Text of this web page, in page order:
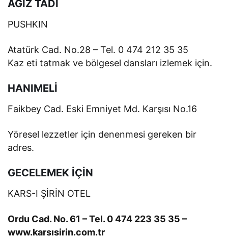
AĞIZ TADI
PUSHKIN
Atatürk Cad. No.28 – Tel. 0 474 212 35 35
Kaz eti tatmak ve bölgesel dansları izlemek için.
HANIMELİ
Faikbey Cad. Eski Emniyet Md. Karşısı No.16
Yöresel lezzetler için denenmesi gereken bir
adres.
GECELEMEK İÇİN
KARS-I ŞİRİN OTEL
Ordu Cad. No. 61 – Tel. 0 474 223 35 35 –
www.karsısirin.com.tr